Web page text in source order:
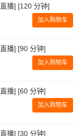
播] [120 分钟]
加入购物车
播] [90 分钟]
加入购物车
播] [60 分钟]
加入购物车
播] [30 分钟]